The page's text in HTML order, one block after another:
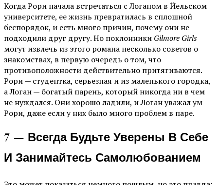
Когда Рори начала встречаться с Логаном в Йельском
университете, ее жизнь превратилась в сплошной
беспорядок, и есть много причин, почему они не
подходили друг другу. Но поклонники Gilmore Girls
могут извлечь из этого романа несколько советов о
знакомствах, в первую очередь о том, что
противоположности действительно притягиваются.
Рори — студентка, серьезная и из маленького городка,
а Логан — богатый парень, который никогда ни в чем
не нуждался. Они хорошо ладили, и Логан уважал ум
Рори, даже если у них было много проблем в паре.
7 — Всегда Будьте Уверены В Себе
И Занимайтесь Самолюбованием